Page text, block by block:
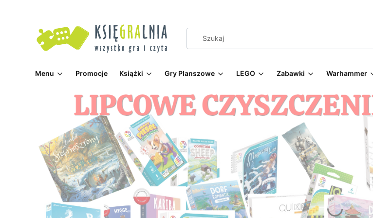
Menu Promocje Książki Gry Planszowe LEGO Zabawki Warhammer